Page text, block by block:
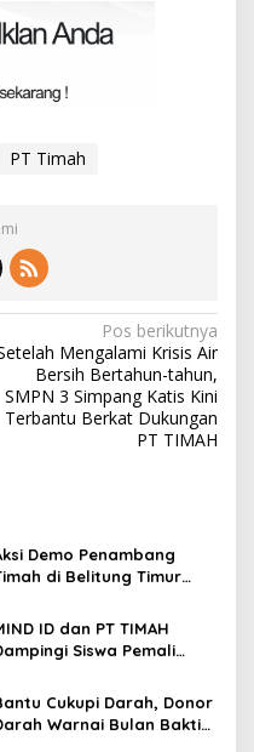
PT Timah
Pos berikutnya
Mengalami Krisis Air
Bersih Bertahun-tahun,
SMPN 3 Simpang Katis Kini
Terbantu Berkat Dukungan
PT TIMAH
Demo Penambang
di Belitung Timur
DPR Bambang Patijaya
Perpres Segera
Diterbitkan
ID dan PT TIMAH
Siswa Pemali
Cukupi Darah, Donor
Warnai Bulan Bakti